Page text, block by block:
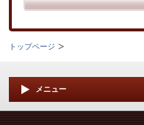
トップページ
メニュー